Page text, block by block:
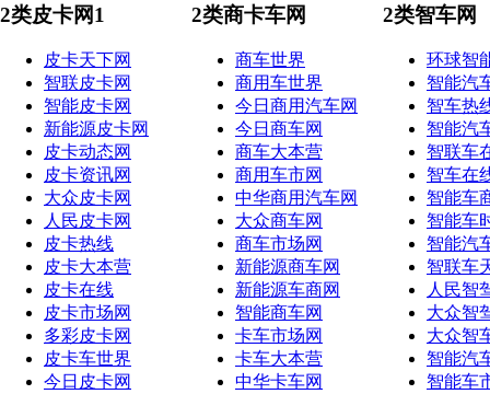
2类皮卡网1
皮卡天下网
智联皮卡网
智能皮卡网
新能源皮卡网
皮卡动态网
皮卡资讯网
大众皮卡网
人民皮卡网
皮卡热线
皮卡大本营
皮卡在线
皮卡市场网
多彩皮卡网
皮卡车世界
今日皮卡网
2类商卡车网
商车世界
商用车世界
今日商用汽车网
今日商车网
商车大本营
商用车市网
中华商用汽车网
大众商车网
商车市场网
新能源商车网
新能源车商网
智能商车网
卡车市场网
卡车大本营
中华卡车网
2类智车网
环球智
智能汽
智车热
智能汽
智联车
智车在
智能车
智能车
智能汽
智联车
人民智
大众智
大众智
智能汽
智能车